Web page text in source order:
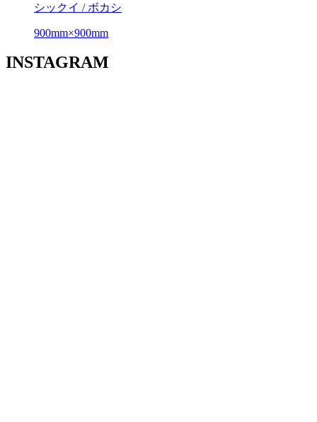
シックイ / ボカシ
900mm×900mm
INSTAGRAM